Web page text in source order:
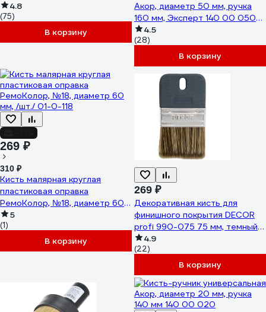
деревянная ручка aq05014
4.8
(75)
В корзину
Акор, диаметр 50 мм, ручка
160 мм, Эксперт 140 00 050
КР-50
4.5
(28)
В корзину
269 ₽
310 ₽
Кисть малярная круглая
пластиковая оправка
РемоКолор, №18, диаметр 60
мм, /шт./ 01-0-118
5
(1)
В корзину
269 ₽
Декоративная кисть для
финишного покрытия DECOR
profi 990-075 75 мм, темный
ворс 11608453
4.9
(22)
В корзину